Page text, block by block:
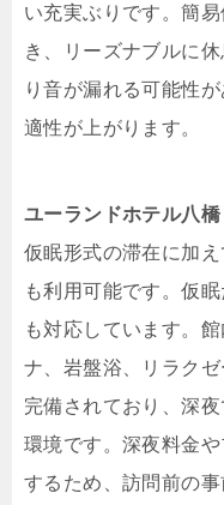
い充実ぶりです。簡
き、リーズナブルに
り音が漏れる可能性
適性が上がります。
ユーランドホテル八橋
仮眠形式の滞在に加
も利用可能です。仮
も対応しています。
ナ、岩盤浴、リラク
完備されており、深
環境です。深夜料金
するため、訪問前の事